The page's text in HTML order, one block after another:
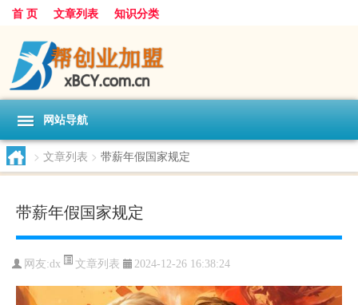
首 页 文章列表 知识分类
网站导航
> 文章列表 > 带薪年假国家规定
带薪年假国家规定
网友:dx 文章列表 2024-12-26 16:38:24